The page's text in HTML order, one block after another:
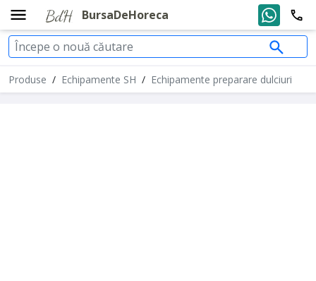
BursaDeHoreca
Produse / Echipamente SH / Echipamente preparare dulciuri